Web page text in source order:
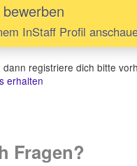
InStaff Profil
registriere dich bitte
erhalten
Fragen?